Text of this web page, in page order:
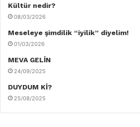
Kültür nedir?
08/03/2026
Meseleye şimdilik “iyilik” diyelim!
01/03/2026
MEVA GELİN
24/09/2025
DUYDUM Kİ?
25/08/2025